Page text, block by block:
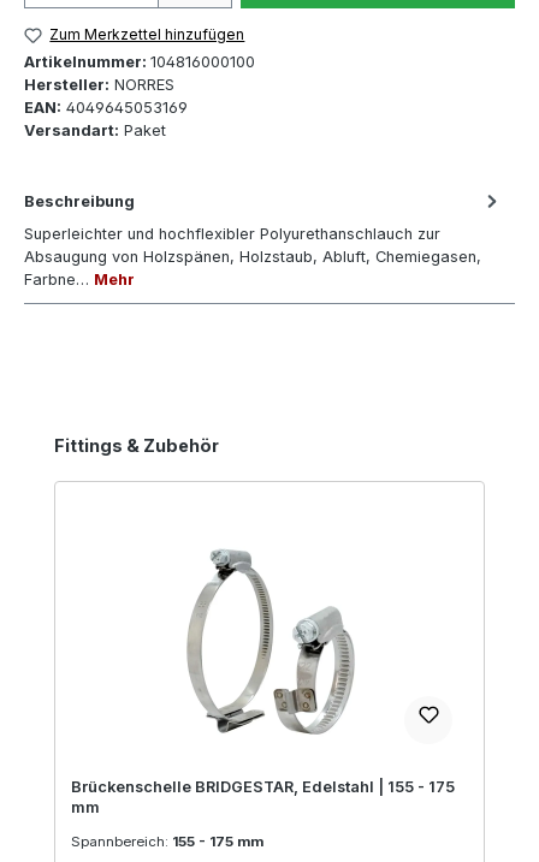
Zum Merkzettel hinzufügen
Artikelnummer: 104816000100
Hersteller: NORRES
EAN: 4049645053169
Versandart: Paket
Beschreibung
Superleichter und hochflexibler Polyurethanschlauch zur
Absaugung von Holzspänen, Holzstaub, Abluft, Chemiegasen,
Farbne… Mehr
Produktgalerie überspringen
Fittings & Zubehör
Brückenschelle BRIDGESTAR, Edelstahl | 155 - 175
mm
Spannbereich: 155 - 175 mm